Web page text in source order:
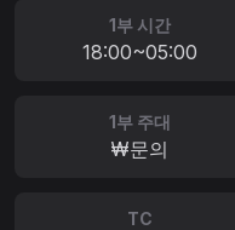
1부 시간
18:00~05:00
1부 주대
₩문의
TC